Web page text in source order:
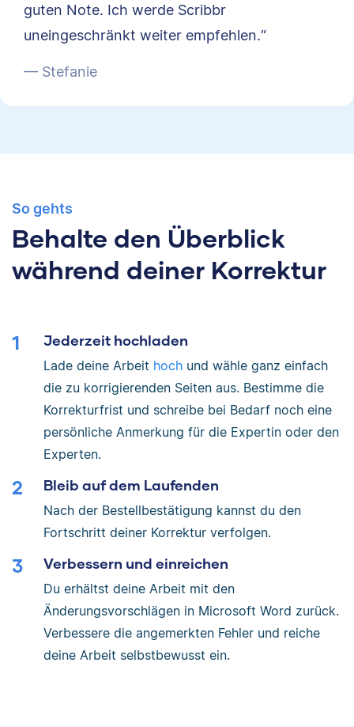
guten Note. Ich werde Scribbr
uneingeschränkt weiter empfehlen.“
— Stefanie
So gehts
Behalte den Überblick
während deiner Korrektur
Jederzeit hochladen
Lade deine Arbeit hoch und wähle ganz einfach
die zu korrigierenden Seiten aus. Bestimme die
Korrekturfrist und schreibe bei Bedarf noch eine
persönliche Anmerkung für die Expertin oder den
Experten.
Bleib auf dem Laufenden
Nach der Bestellbestätigung kannst du den
Fortschritt deiner Korrektur verfolgen.
Verbessern und einreichen
Du erhältst deine Arbeit mit den
Änderungsvorschlägen in Microsoft Word zurück.
Verbessere die angemerkten Fehler und reiche
deine Arbeit selbstbewusst ein.